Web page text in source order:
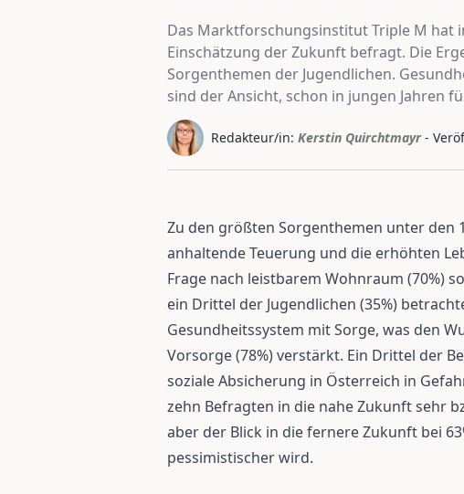
Das Marktforschungsinstitut Triple M hat
Einschätzung der Zukunft befragt. Die
Sorgenthemen der Jugendlichen.
sind der Ansicht, schon in jungen Jahren
Redakteur/in: Kerstin Quirchtmayr -
Zu den größten Sorgenthemen unter den
anhaltende Teuerung und die erhöhten
Frage nach leistbarem Wohnraum (70%)
ein Drittel der Jugendlichen (35%)
Gesundheitssystem mit Sorge, was den
Vorsorge (78%) verstärkt. Ein Drittel der
soziale Absicherung in Österreich in
zehn Befragten in die nahe Zukunft sehr
aber der Blick in die fernere Zukunft bei
pessimistischer wird.